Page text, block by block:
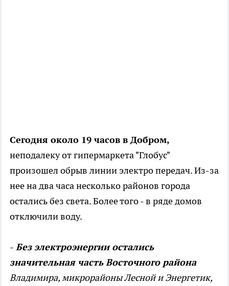
Сегодня около 19 часов в Добром,
неподалеку от гипермаркета "Глобус"
произошел обрыв линии электро передач. Из-за
нее на два часа несколько районов города
остались без света. Более того - в ряде домов
отключили воду.
- Без электроэнергии остались
значительная часть Восточного района
Владимира, микрорайоны Лесной и Энергетик,